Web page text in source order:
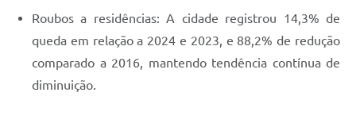
Roubos a residências: A cidade registrou 14,3% de
queda em relação a 2024 e 2023, e 88,2% de redução
comparado a 2016, mantendo tendência contínua de
diminuição.